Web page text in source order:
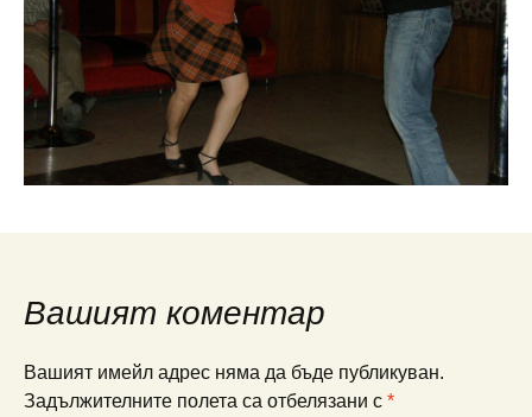
Вашият коментар
Вашият имейл адрес няма да бъде публикуван.
Задължителните полета са отбелязани с *